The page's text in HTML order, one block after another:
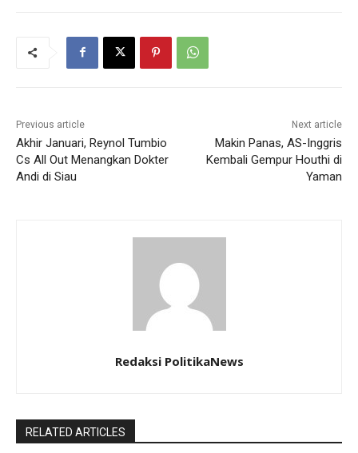
Previous article
Akhir Januari, Reynol Tumbio
Cs All Out Menangkan Dokter
Andi di Siau
Next article
Makin Panas, AS-Inggris
Kembali Gempur Houthi di
Yaman
Redaksi PolitikaNews
RELATED ARTICLES